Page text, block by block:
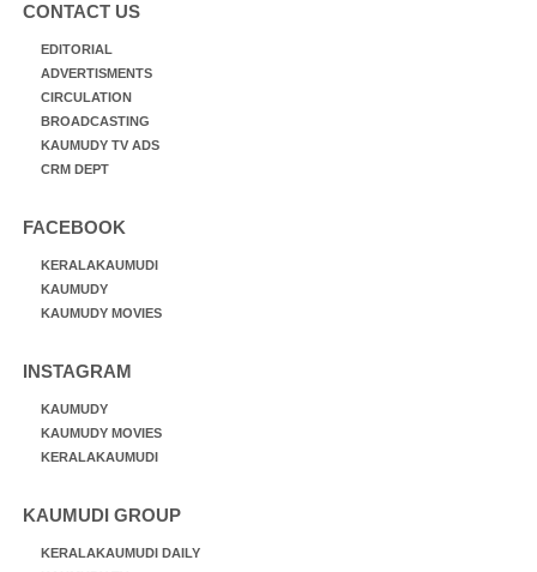
CONTACT US
EDITORIAL
ADVERTISMENTS
CIRCULATION
BROADCASTING
KAUMUDY TV ADS
CRM DEPT
FACEBOOK
KERALAKAUMUDI
KAUMUDY
KAUMUDY MOVIES
INSTAGRAM
KAUMUDY
KAUMUDY MOVIES
KERALAKAUMUDI
KAUMUDI GROUP
KERALAKAUMUDI DAILY